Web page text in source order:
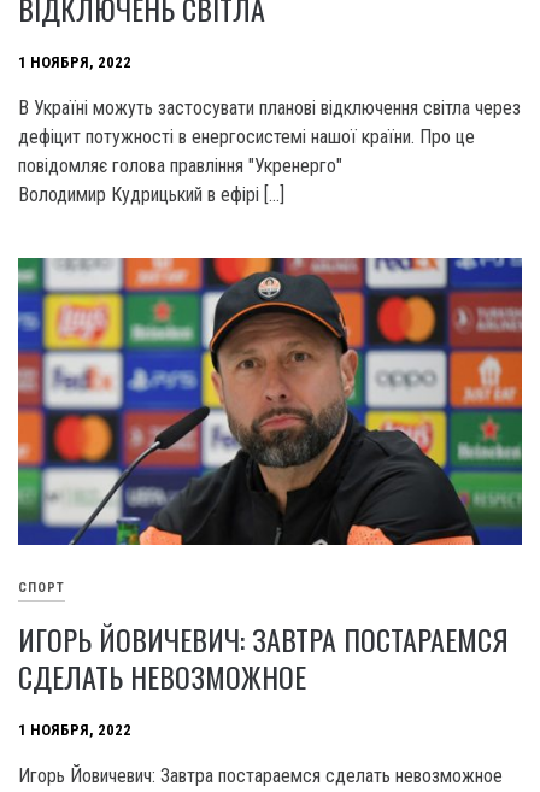
1 НОЯБРЯ, 2022
В Україні можуть застосувати планові відключення світла через
дефіцит потужності в енергосистемі нашої країни. Про це
повідомляє голова правління "Укренерго"
Володимир Кудрицький в ефірі […]
СПОРТ
ИГОРЬ ЙОВИЧЕВИЧ: ЗАВТРА ПОСТАРАЕМСЯ
СДЕЛАТЬ НЕВОЗМОЖНОЕ
1 НОЯБРЯ, 2022
Игорь Йовичевич: Завтра постараемся сделать невозможное